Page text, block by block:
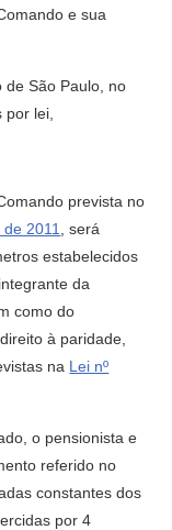
e sua
de São Paulo, no
lei,
prevista no
2011
, será
estabelecidos
da
como do
à paridade,
na Lei nº
o pensionista e
referido no
constantes dos
por 4